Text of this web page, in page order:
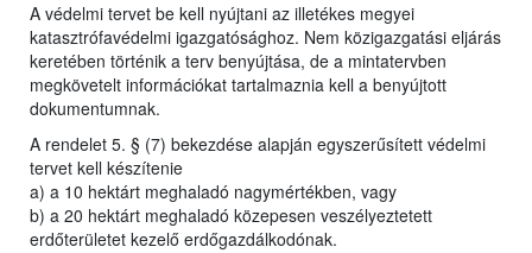
A védelmi tervet be kell nyújtani az illetékes megyei
katasztrófavédelmi igazgatósághoz. Nem közigazgatási eljárás
keretében történik a terv benyújtása, de a mintatervben
megkövetelt információkat tartalmaznia kell a benyújtott
dokumentumnak.
A rendelet 5. § (7) bekezdése alapján egyszerűsített védelmi
tervet kell készítenie
a) a 10 hektárt meghaladó nagymértékben, vagy
b) a 20 hektárt meghaladó közepesen veszélyeztetett
erdőterületet kezelő erdőgazdálkodónak.